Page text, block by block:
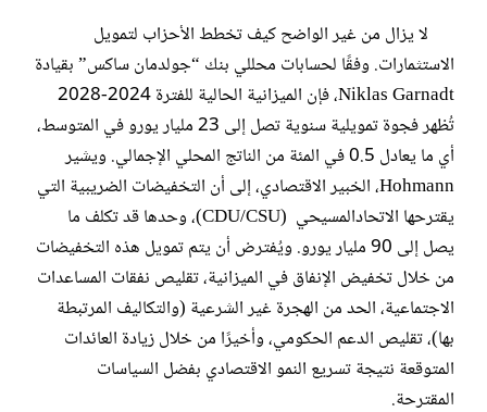
لا يزال من غير الواضح كيف تخطط الأحزاب لتمويل
الاستثمارات. وفقًا لحسابات محللي بنك “جولدمان ساكس” بقيادة
Niklas Garnadt، فإن الميزانية الحالية للفترة 2024-2028
تُظهر فجوة تمويلية سنوية تصل إلى 23 مليار يورو في المتوسط،
أي ما يعادل 0.5 في المئة من الناتج المحلي الإجمالي. ويشير
Hohmann، الخبير الاقتصادي، إلى أن التخفيضات الضريبية التي
يقترحها الاتحادالمسيحي (CDU/CSU)، وحدها قد تكلف ما
يصل إلى 90 مليار يورو. ويُفترض أن يتم تمويل هذه التخفيضات
من خلال تخفيض الإنفاق في الميزانية، تقليص نفقات المساعدات
الاجتماعية، الحد من الهجرة غير الشرعية (والتكاليف المرتبطة
بها)، تقليص الدعم الحكومي، وأخيرًا من خلال زيادة العائدات
المتوقعة نتيجة تسريع النمو الاقتصادي بفضل السياسات
المقترحة.